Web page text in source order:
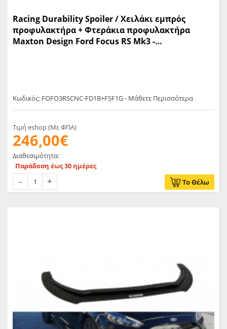
Racing Durability Spoiler / Χειλάκι εμπρός
προφυλακτήρα + Φτεράκια προφυλακτήρα
Maxton Design Ford Focus RS Mk3 -
Κωδικός: FOFO3RSCNC-FD1B+FSF1G - Μάθετε Περισσότερα
Τιμή eshop (Με ΦΠΑ)
246,00€
Διαθεσιμότητα:
Παράδοση έως 30 ημέρες
Το Θέλω